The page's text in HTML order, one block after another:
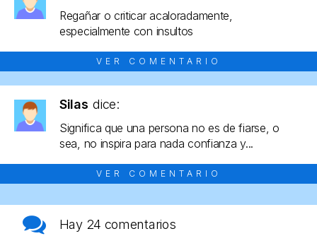
Regañar o criticar acaloradamente,
especialmente con insultos
VER COMENTARIO
Silas dice:
Significa que una persona no es de fiarse, o
sea, no inspira para nada confianza y...
VER COMENTARIO
Hay 24 comentarios